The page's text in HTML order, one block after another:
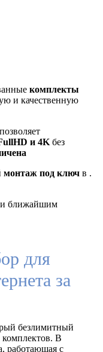
комплекты
и качественную
и 4K без
монтаж под ключ в .
ближайшим
для
за
безлимитный
В
работающая с